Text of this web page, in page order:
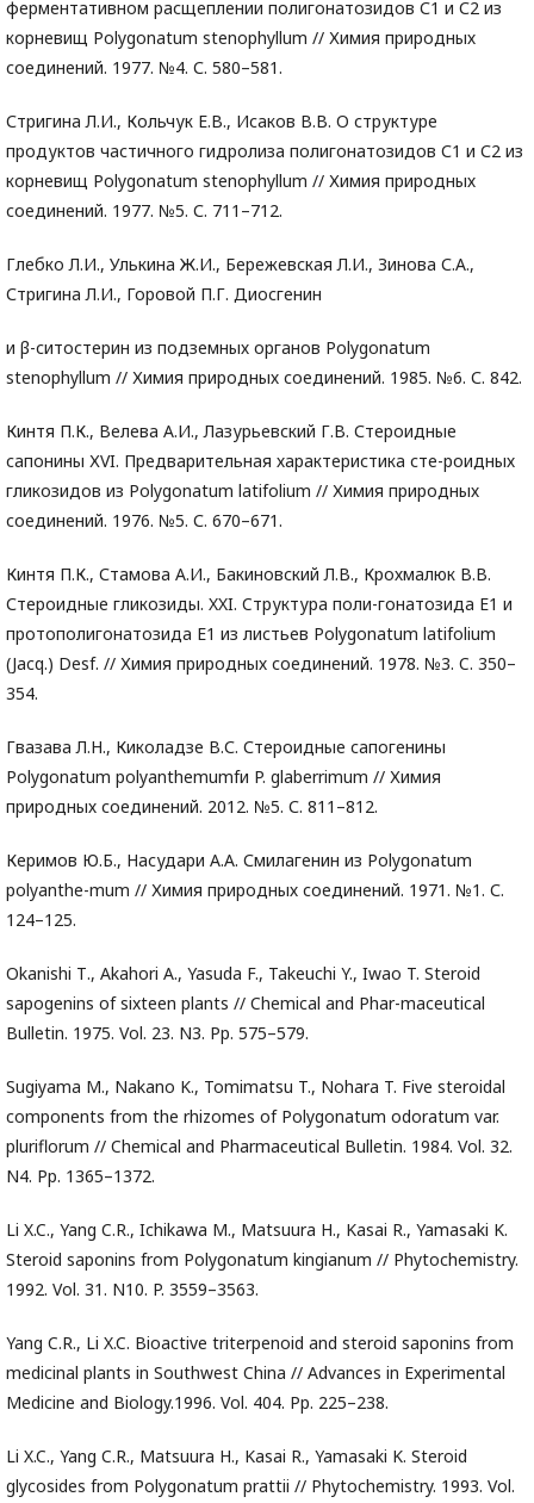
ферментативном расщеплении полигонатозидов С1 и С2 из
корневищ Polygonatum stenophyllum // Химия природных
соединений. 1977. №4. С. 580–581.
Стригина Л.И., Кольчук Е.В., Исаков В.В. О структуре
продуктов частичного гидролиза полигонатозидов С1 и С2 из
корневищ Polygonatum stenophyllum // Химия природных
соединений. 1977. №5. С. 711–712.
Глебко Л.И., Улькина Ж.И., Бережевская Л.И., Зинова С.А.,
Стригина Л.И., Горовой П.Г. Диосгенин
и β-ситостерин из подземных органов Polygonatum
stenophyllum // Химия природных соединений. 1985. №6. С. 842.
Кинтя П.К., Велева А.И., Лазурьевский Г.В. Стероидные
сапонины ХVI. Предварительная характеристика сте-роидных
гликозидов из Polygonatum latifolium // Химия природных
соединений. 1976. №5. С. 670–671.
Кинтя П.К., Стамова А.И., Бакиновский Л.В., Крохмалюк В.В.
Стероидные гликозиды. XXI. Cтруктура поли-гонатозида Е1 и
протополигонатозида Е1 из листьев Polygonatum latifolium
(Jacq.) Desf. // Химия природных соединений. 1978. №3. C. 350–
354.
Гвазава Л.Н., Киколадзе В.С. Стероидные сапогенины
Polygonatum polyanthemumfи P. glaberrimum // Химия
природных соединений. 2012. №5. С. 811–812.
Керимов Ю.Б., Насудари А.A. Смилагенин из Polygonatum
polyanthe-mum // Химия природных соединений. 1971. №1. С.
124–125.
Okanishi Т., Akahori A., Yasuda F., Takeuchi Y., Iwao T. Steroid
sapogenins of sixteen plants // Chemical and Phar-maceutical
Bulletin. 1975. Vol. 23. N3. Pp. 575–579.
Sugiyama M., Nakano K., Tomimatsu T., Nohara T. Five steroidal
components from the rhizomes of Polygonatum odoratum var.
pluriflorum // Chemical and Pharmaceutical Bulletin. 1984. Vol. 32.
N4. Pp. 1365–1372.
Li X.C., Yang C.R., Ichikawa M., Matsuura H., Kasai R., Yamasaki K.
Steroid saponins from Polygonatum kingianum // Phytochemistry.
1992. Vol. 31. N10. P. 3559–3563.
Yang C.R., Li X.C. Bioactive triterpenoid and steroid saponins from
medicinal plants in Southwest China // Advances in Experimental
Medicine and Biology.1996. Vol. 404. Pp. 225–238.
Li X.C., Yang C.R., Matsuura H., Kasai R., Yamasaki K. Steroid
glycosides from Polygonatum prattii // Phytochemistry. 1993. Vol.